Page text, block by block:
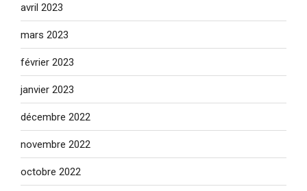
avril 2023
mars 2023
février 2023
janvier 2023
décembre 2022
novembre 2022
octobre 2022